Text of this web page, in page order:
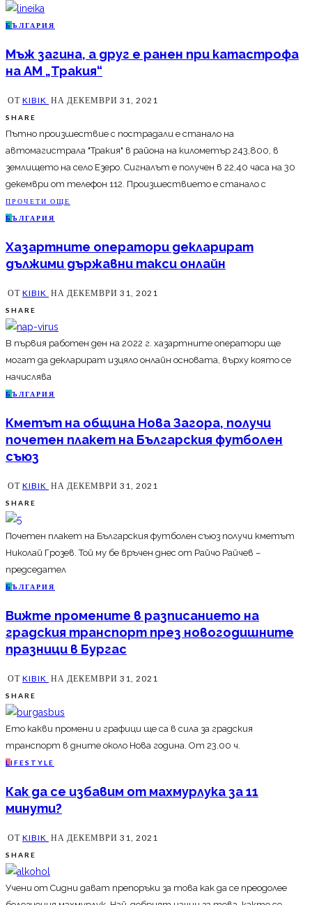
Б ЪЛГАРИЯ
Мъж загина, а друг е ранен при катастрофа
на АМ „Тракия“
ОТ KIBIK НА ДЕКЕМВРИ 31, 2021
SHARE
Пътно произшествие с пострадали е станало на
автомагистрала "Тракия" в района на километър 243,800, в
землището на село Езеро. Сигналът е получен в 22,40 часа на 30
декември от телефон 112. Произшествието е станало с
ПРОЧЕТИ ОЩЕ
Б ЪЛГАРИЯ
Хазартните оператори декларират
дължими държавни такси онлайн
ОТ KIBIK НА ДЕКЕМВРИ 31, 2021
SHARE
В първия работен ден на 2022 г. хазартните оператори ще
могат да декларират изцяло онлайн основата, върху която се
начислява
Б ЪЛГАРИЯ
Кметът на община Нова Загора, получи
почетен плакет на Българския футболен
съюз
ОТ KIBIK НА ДЕКЕМВРИ 31, 2021
SHARE
Почетен плакет на Българския футболен съюз получи кметът
Николай Грозев. Той му бе връчен днес от Райчо Райчев –
председател
Б ЪЛГАРИЯ
Вижте промените в разписанието на
градския транспорт през новогодишните
празници в Бургас
ОТ KIBIK НА ДЕКЕМВРИ 31, 2021
SHARE
Ето какви промени и графици ще са в сила за градския
транспорт в дните около Нова година. От 23.00 ч.
L IFESTYLE
Как да се избавим от махмурлука за 11
минути?
ОТ KIBIK НА ДЕКЕМВРИ 31, 2021
SHARE
Учени от Сидни дават препоръки за това как да се преодолее